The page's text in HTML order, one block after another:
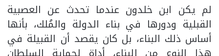
لم يكن ابن خلدون عندما تحدث عن العصبية
القبلية ودورها في بناء الدولة والمُلك، بأنها
أساس ذلك البناء، بل كان يقصد أن القبيلة في